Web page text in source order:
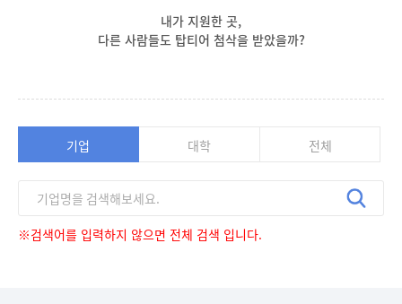
내가 지원한 곳,
다른 사람들도 탑티어 첨삭을 받았을까?
기업 대학 전체
※검색어를 입력하지 않으면 전체 검색 입니다.